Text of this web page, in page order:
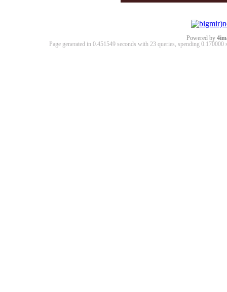
Powered by
Page generated in 0.451549 seconds with 23 queries, spending